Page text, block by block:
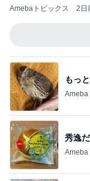
Amebaトピックス 2日
もっ
Ameba
秀逸
Ameba